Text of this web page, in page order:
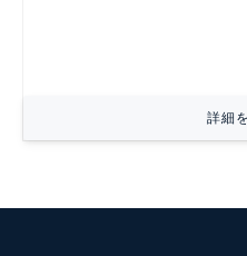
詳細